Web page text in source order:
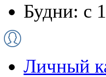
Будни: с
Личный